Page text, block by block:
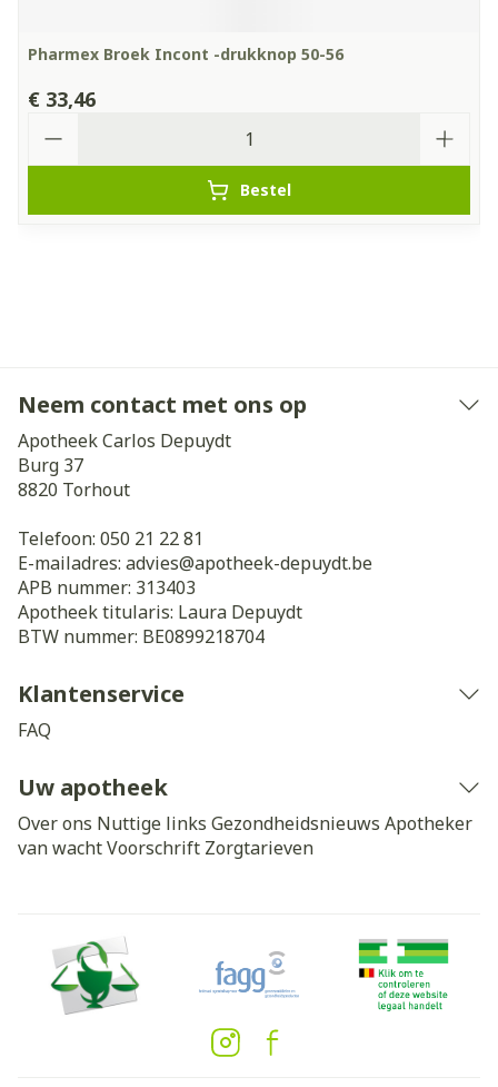
Pharmex Broek Incont -drukknop 50-56
€ 33,46
Bestel
Neem contact met ons op
Apotheek Carlos Depuydt
Burg 37
8820 Torhout
Telefoon: 050 21 22 81
E-mailadres: advies@apotheek-depuydt.be
APB nummer: 313403
Apotheek titularis: Laura Depuydt
BTW nummer: BE0899218704
Klantenservice
FAQ
Uw apotheek
Over ons Nuttige links Gezondheidsnieuws Apotheker
van wachtVoorschrift Zorgtarieven